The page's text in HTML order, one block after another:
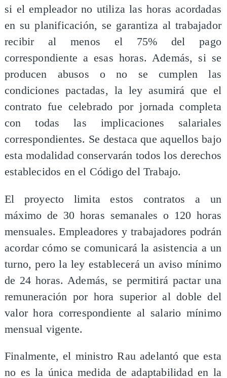
si el empleador no utiliza las horas acordadas
en su planificación, se garantiza al trabajador
recibir al menos el 75% del pago
correspondiente a esas horas. Además, si se
producen abusos o no se cumplen las
condiciones pactadas, la ley asumirá que el
contrato fue celebrado por jornada completa
con todas las implicaciones salariales
correspondientes. Se destaca que aquellos bajo
esta modalidad conservarán todos los derechos
establecidos en el Código del Trabajo.
El proyecto limita estos contratos a un
máximo de 30 horas semanales o 120 horas
mensuales. Empleadores y trabajadores podrán
acordar cómo se comunicará la asistencia a un
turno, pero la ley establecerá un aviso mínimo
de 24 horas. Además, se permitirá pactar una
remuneración por hora superior al doble del
valor hora correspondiente al salario mínimo
mensual vigente.
Finalmente, el ministro Rau adelantó que esta
no es la única medida de adaptabilidad en la